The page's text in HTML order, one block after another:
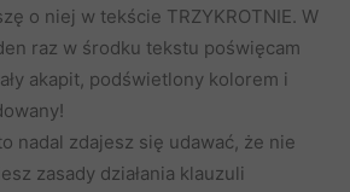
o niej w tekście TRZYKROTNIE. W
raz w środku tekstu poświęcam
akapit, podświetlony kolorem i
nadal zdajesz się udawać, że nie
zasady działania klauzuli